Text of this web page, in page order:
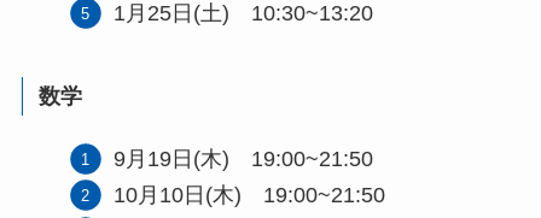
1月25日(土) 10:30~13:20
数学
9月19日(木) 19:00~21:50
10月10日(木) 19:00~21:50